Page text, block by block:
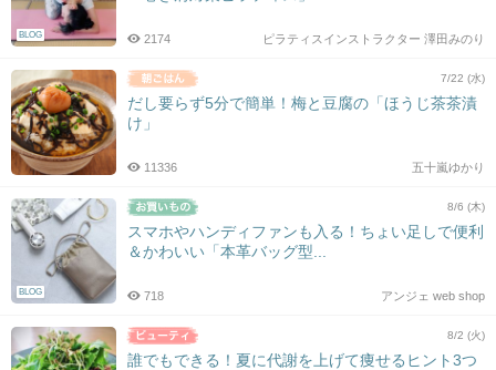
BLOG ピラティスインストラクター 澤田みのり
2174
7/22 (水)
だし要らず5分で簡単！梅と豆腐の「ほうじ茶茶漬
け」
五十嵐ゆかり
11336
BLOG
8/6 (木)
スマホやハンディファンも入る！ちょい足しで便利
＆かわいい「本革バッグ型...
アンジェ web shop
718
8/2 (火)
誰でもできる！夏に代謝を上げて痩せるヒント3つ